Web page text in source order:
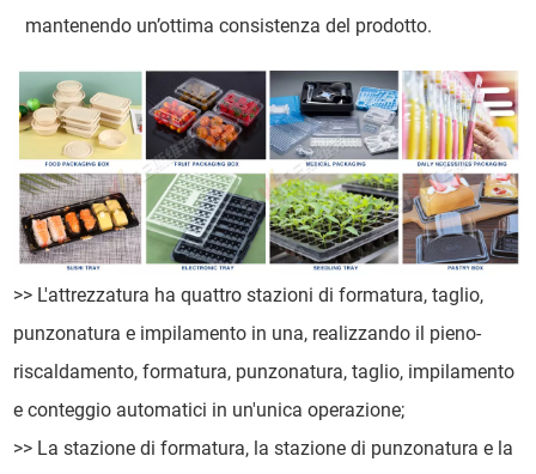
mantenendo un’ottima consistenza del prodotto.
>> L'attrezzatura ha quattro stazioni di formatura, taglio,
punzonatura e impilamento in una, realizzando il pieno-
riscaldamento, formatura, punzonatura, taglio, impilamento
e conteggio automatici in un'unica operazione;
>> La stazione di formatura, la stazione di punzonatura e la